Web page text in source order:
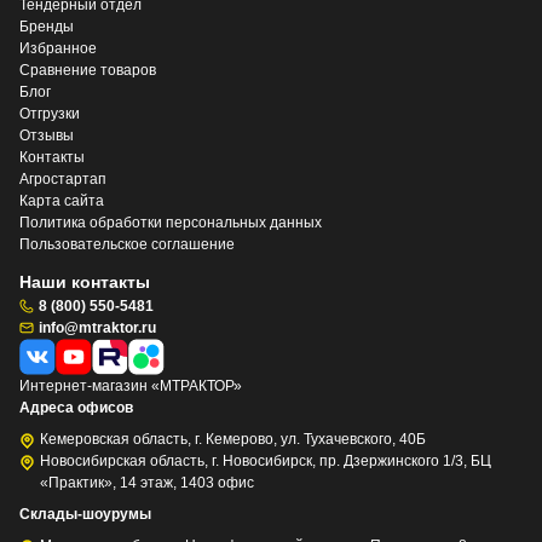
Тендерный отдел
Бренды
Избранное
Сравнение товаров
Блог
Отгрузки
Отзывы
Контакты
Агростартап
Карта сайта
Политика обработки персональных данных
Пользовательское соглашение
Наши контакты
8 (800) 550-5481
info@mtraktor.ru
Интернет-магазин «МТРАКТОР»
Адреса офисов
Кемеровская область, г. Кемерово, ул. Тухачевского, 40Б
Новосибирская область, г. Новосибирск, пр. Дзержинского 1/3, БЦ
«Практик», 14 этаж, 1403 офис
Склады-шоурумы